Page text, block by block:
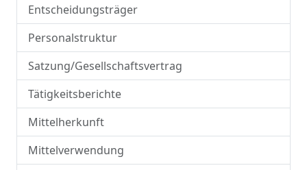
Entscheidungsträger
Personalstruktur
Satzung/Gesellschaftsvertrag
Tätigkeitsberichte
Mittelherkunft
Mittelverwendung